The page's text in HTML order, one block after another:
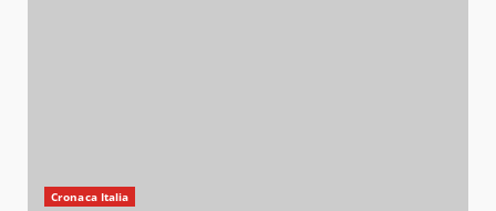
Cronaca Italia